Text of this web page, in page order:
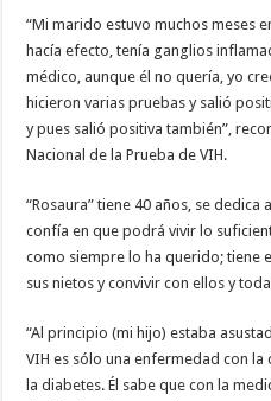
“Mi marido estuvo muchos meses
hacía efecto, tenía ganglios
médico, aunque él no quería, yo
hicieron varias pruebas y salió
y pues salió positiva también”,
Nacional de la Prueba de VIH.
“Rosaura” tiene 40 años, se
confía en que podrá vivir lo
como siempre lo ha querido; tiene
sus nietos y convivir con ellos y
“Al principio (mi hijo) estaba
VIH es sólo una enfermedad con
la diabetes. Él sabe que con la